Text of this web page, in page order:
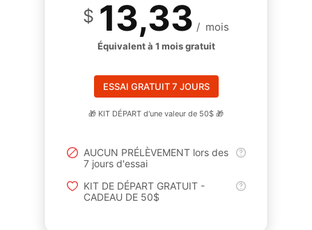
$ 13,33 / mois
Équivalent à 1 mois gratuit
ESSAI GRATUIT 7 JOURS
🎁 KIT DÉPART d'une valeur de 50$ 🎁
AUCUN PRÉLÈVEMENT lors des
7 jours d'essai
KIT DE DÉPART GRATUIT -
CADEAU DE 50$